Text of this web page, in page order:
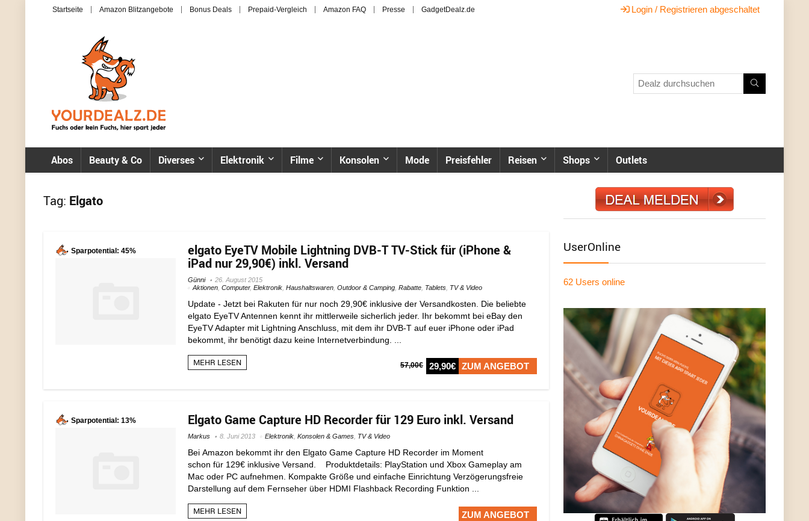
Startseite Amazon Blitzangebote Bonus Deals Prepaid-Vergleich Amazon FAQ Presse GadgetDealz.de Login / Registrieren abgeschaltet
Abos Beauty & Co Diverses Elektronik Filme Konsolen Mode Preisfehler Reisen Shops Outlets
Tag: Elgato
Sparpotential: 45%
elgato EyeTV Mobile Lightning DVB-T TV-Stick für (iPhone &
iPad nur 29,90€) inkl. Versand
Günni
26. August 2015
Aktionen Computer, Elektronik Haushaltswaren Outdoor & Camping Rabatte Tablets TV & Video
Update - Jetzt bei Rakuten für nur noch 29,90€ inklusive der Versandkosten. Die beliebte
elgato EyeTV Antennen kennt ihr mittlerweile sicherlich jeder. Ihr bekommt bei eBay den
EyeTV Adapter mit Lightning Anschluss, mit dem ihr DVB-T auf euer iPhone oder iPad
bekommt, ihr benötigt dazu keine Internetverbindung. ...
MEHR LESEN 57,00€ 29,90€ ZUM ANGEBOT
Sparpotential: 13% Elgato Game Capture HD Recorder für 129 Euro inkl. Versand
Markus 8. Juni 2013 Elektronik Konsolen & Games TV & Video
Bei Amazon bekommt ihr den Elgato Game Capture HD Recorder im Moment
schon für 129€ inklusive Versand. Produktdetails: PlayStation und Xbox Gameplay am
Mac oder PC aufnehmen. Kompakte Größe und einfache Einrichtung Verzögerungsfreie
Darstellung auf dem Fernseher über HDMI Flashback Recording Funktion ...
MEHR LESEN ZUM ANGEBOT
UserOnline
62 Users online